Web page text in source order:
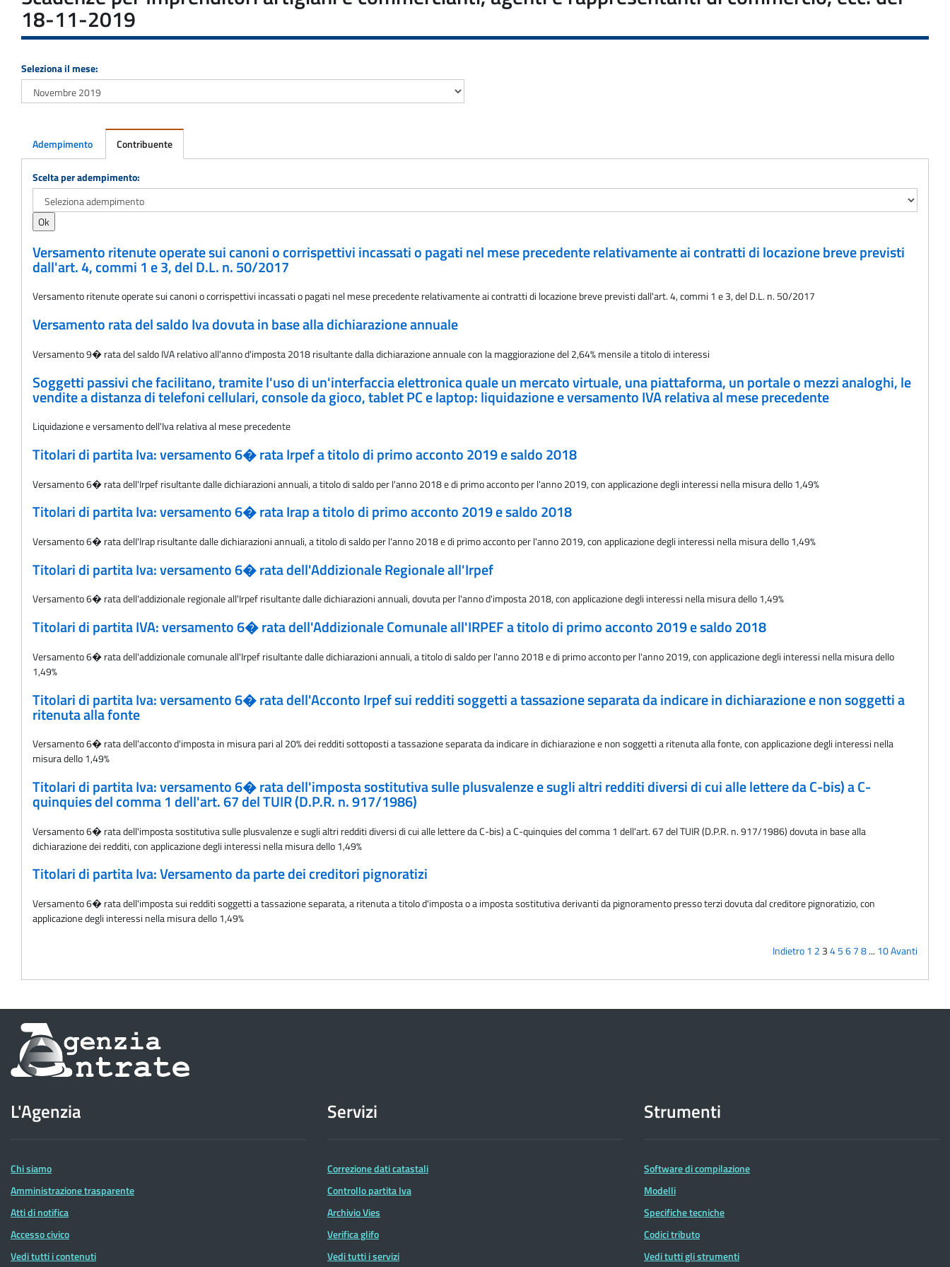
18-11-2019
Seleziona il mese:
Adempimento Contribuente
Adempimento
Scelta per adempimento:
Versamento ritenute operate sui canoni o corrispettivi incassati o pagati nel mese precedente relativamente ai contratti di locazione breve previsti
dall'art. 4, commi 1 e 3, del D.L. n. 50/2017
Versamento ritenute operate sui canoni o corrispettivi incassati o pagati nel mese precedente relativamente ai contratti di locazione breve previsti dall'art. 4, commi 1 e 3, del D.L. n. 50/2017
Versamento rata del saldo Iva dovuta in base alla dichiarazione annuale
Versamento 9� rata del saldo IVA relativo all'anno d'imposta 2018 risultante dalla dichiarazione annuale con la maggiorazione del 2,64% mensile a titolo di interessi
Soggetti passivi che facilitano, tramite l'uso di un'interfaccia elettronica quale un mercato virtuale, una piattaforma, un portale o mezzi analoghi, le
vendite a distanza di telefoni cellulari, console da gioco, tablet PC e laptop: liquidazione e versamento IVA relativa al mese precedente
Liquidazione e versamento dell'Iva relativa al mese precedente
Titolari di partita Iva: versamento 6� rata Irpef a titolo di primo acconto 2019 e saldo 2018
Versamento 6� rata dell'Irpef risultante dalle dichiarazioni annuali, a titolo di saldo per l'anno 2018 e di primo acconto per l'anno 2019, con applicazione degli interessi nella misura dello 1,49%
Titolari di partita Iva: versamento 6� rata Irap a titolo di primo acconto 2019 e saldo 2018
Versamento 6� rata delI'Irap risultante dalle dichiarazioni annuali, a titolo di saldo per l'anno 2018 e di primo acconto per l'anno 2019, con applicazione degli interessi nella misura dello 1,49%
Titolari di partita Iva: versamento 6� rata dell'Addizionale Regionale all'Irpef
Versamento 6� rata dell'addizionale regionale all'Irpef risultante dalle dichiarazioni annuali, dovuta per l'anno d'imposta 2018, con applicazione degli interessi nella misura dello 1,49%
Titolari di partita IVA: versamento 6� rata dell'Addizionale Comunale all'IRPEF a titolo di primo acconto 2019 e saldo 2018
Versamento 6� rata dell'addizionale comunale all'Irpef risultante dalle dichiarazioni annuali, a titolo di saldo per l'anno 2018 e di primo acconto per l'anno 2019, con applicazione degli interessi nella misura dello
1,49%
Titolari di partita Iva: versamento 6� rata dell'Acconto Irpef sui redditi soggetti a tassazione separata da indicare in dichiarazione e non soggetti a
ritenuta alla fonte
Versamento 6� rata dell'acconto d'imposta in misura pari al 20% dei redditi sottoposti a tassazione separata da indicare in dichiarazione e non soggetti a ritenuta alla fonte, con applicazione degli interessi nella
misura dello 1,49%
Titolari di partita Iva: versamento 6� rata dell'imposta sostitutiva sulle plusvalenze e sugli altri redditi diversi di cui alle lettere da C-bis) a C-
quinquies del comma 1 dell'art. 67 del TUIR (D.P.R. n. 917/1986)
Versamento 6� rata dell'imposta sostitutiva sulle plusvalenze e sugli altri redditi diversi di cui alle lettere da C-bis) a C-quinquies del comma 1 dell'art. 67 del TUIR (D.P.R. n. 917/1986) dovuta in base alla
dichiarazione dei redditi, con applicazione degli interessi nella misura dello 1,49%
Titolari di partita Iva: Versamento da parte dei creditori pignoratizi
Versamento 6� rata dell'imposta sui redditi soggetti a tassazione separata, a ritenuta a titolo d'imposta o a imposta sostitutiva derivanti da pignoramento presso terzi dovuta dal creditore pignoratizio, con
applicazione degli interessi nella misura dello 1,49%
Indietro1 2 345678... 10Avanti
Informazioni
sul
dell'Agenzia
delle
Entrate
L'Agenzia
Chi siamo
Amministrazione trasparente
Atti di notifica
Accesso civico
Vedi tutti i contenuti
Servizi
Correzione dati catastali
Controllo partita Iva
Archivio Vies
Verifica glifo
Vedi tutti i servizi
Strumenti
Software di compilazione
Modelli
Specifiche tecniche
Codici tributo
Vedi tutti gli strumenti